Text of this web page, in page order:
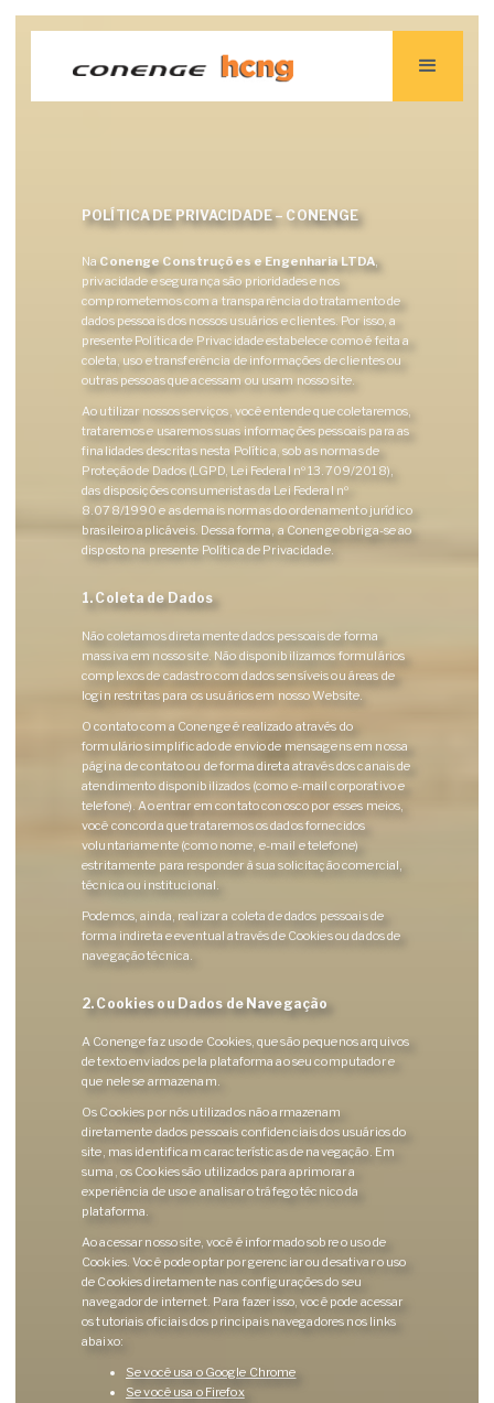
POLÍTICA DE PRIVACIDADE – CONENGE
NaConenge Construções e Engenharia LTDA,
privacidade e segurança são prioridades e nos
comprometemos com a transparência do tratamento de
dados pessoais dos nossos usuários e clientes. Por isso, a
presente Política de Privacidade estabelece como é feita a
coleta, uso e transferência de informações de clientes ou
outras pessoas que acessam ou usam nosso site.
Ao utilizar nossos serviços, você entende que coletaremos,
trataremos e usaremos suas informações pessoais para as
finalidades descritas nesta Política, sob as normas de
Proteção de Dados (LGPD, Lei Federal nº 13.709/2018),
das disposições consumeristas da Lei Federal nº
8.078/1990 e as demais normas do ordenamento jurídico
brasileiro aplicáveis. Dessa forma, a Conenge obriga-se ao
disposto na presente Política de Privacidade.
1. Coleta de Dados
Não coletamos diretamente dados pessoais de forma
massiva em nosso site. Não disponibilizamos formulários
complexos de cadastro com dados sensíveis ou áreas de
login restritas para os usuários em nosso Website.
O contato com a Conenge é realizado através do
formulário simplificado de envio de mensagens em nossa
página de contato ou de forma direta através dos canais de
atendimento disponibilizados (como e-mail corporativo e
telefone). Ao entrar em contato conosco por esses meios,
você concorda que trataremos os dados fornecidos
voluntariamente (como nome, e-mail e telefone)
estritamente para responder à sua solicitação comercial,
técnica ou institucional.
Podemos, ainda, realizar a coleta de dados pessoais de
forma indireta e eventual através de Cookies ou dados de
navegação técnica.
2. Cookies ou Dados de Navegação
A Conenge faz uso de Cookies, que são pequenos arquivos
de texto enviados pela plataforma ao seu computador e
que nele se armazenam.
Os Cookies por nós utilizados não armazenam
diretamente dados pessoais confidenciais dos usuários do
site, mas identificam características de navegação. Em
suma, os Cookies são utilizados para aprimorar a
experiência de uso e analisar o tráfego técnico da
plataforma.
Ao acessar nosso site, você é informado sobre o uso de
Cookies. Você pode optar por gerenciar ou desativar o uso
de Cookies diretamente nas configurações do seu
navegador de internet. Para fazer isso, você pode acessar
os tutoriais oficiais dos principais navegadores nos links
abaixo:
Se você usa o Google Chrome
Se você usa o Firefox